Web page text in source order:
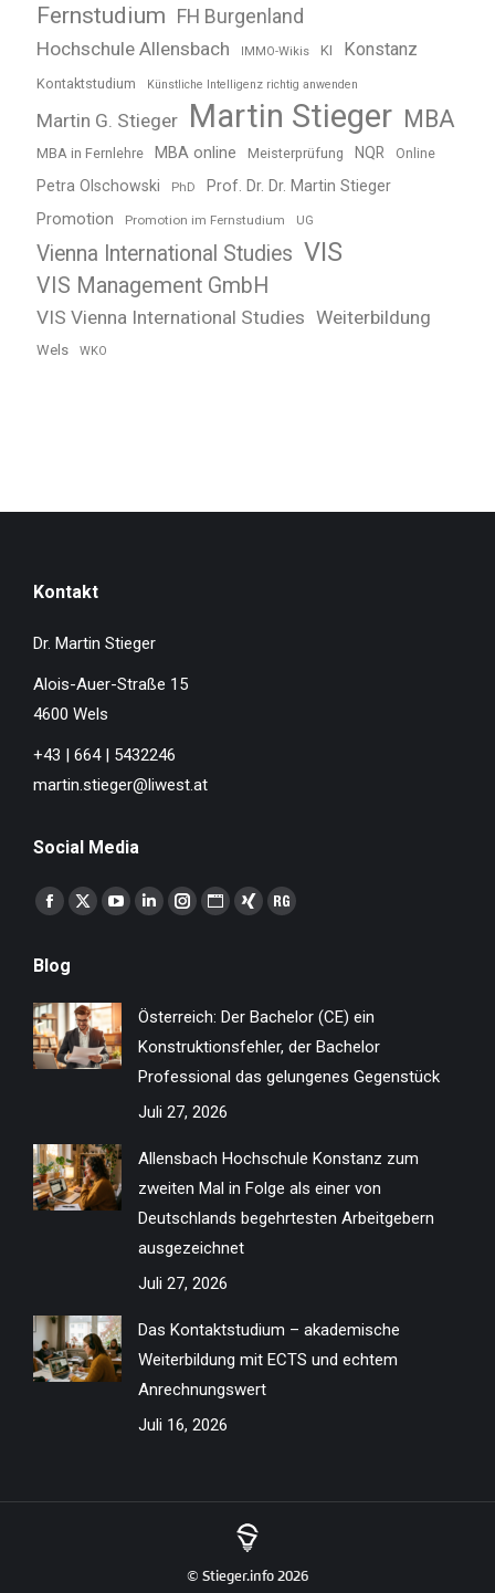
Fernstudium
FH Burgenland
Hochschule Allensbach
IMMO-Wikis KI Konstanz
Kontaktstudium Künstliche Intelligenz richtig anwenden
Martin G. Stieger Martin Stieger MBA
MBA in Fernlehre MBA online Meisterprüfung NQR Online
Petra Olschowski PhD Prof. Dr. Dr. Martin Stieger
Promotion Promotion im Fernstudium UG
Vienna International Studies VIS
VIS Management GmbH
VIS Vienna International Studies Weiterbildung
Wels WKO
Kontakt
Dr. Martin Stieger
Alois-Auer-Straße 15
4600 Wels
+43 | 664 | 5432246
martin.stieger@liwest.at
Social Media
Finden Sie uns auf:
Facebook
opens
in
new
window
X
in
new
window
YouTube
in
new
window
Linkedin
new
window
Instagram
new
window
Website
new
window
XING
new
window
ResearchGate
new
window
Blog
Österreich: Der Bachelor (CE) ein
Konstruktionsfehler, der Bachelor
Professional das gelungenes Gegenstück
Juli 27, 2026
Allensbach Hochschule Konstanz zum
zweiten Mal in Folge als einer von
Deutschlands begehrtesten Arbeitgebern
ausgezeichnet
Juli 27, 2026
Das Kontaktstudium – akademische
Weiterbildung mit ECTS und echtem
Anrechnungswert
Juli 16, 2026
© Stieger.info 2026